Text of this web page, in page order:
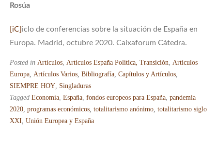
Rosúa
[iC] iclo de conferencias sobre la situación de España en
Europa. Madrid, octubre 2020. Caixaforum Cátedra.
Posted in Artículos Artículos España Política, Transición
Artículos
Europa Artículos Varios Bibliografía Capítulos y Artículos
SIEMPRE HOY Singladuras
Tagged Economía España fondos europeos para España pandemia
2020 programas económicos totalitarismo anónimo totalitarismo siglo
XXI Unión Europea y España